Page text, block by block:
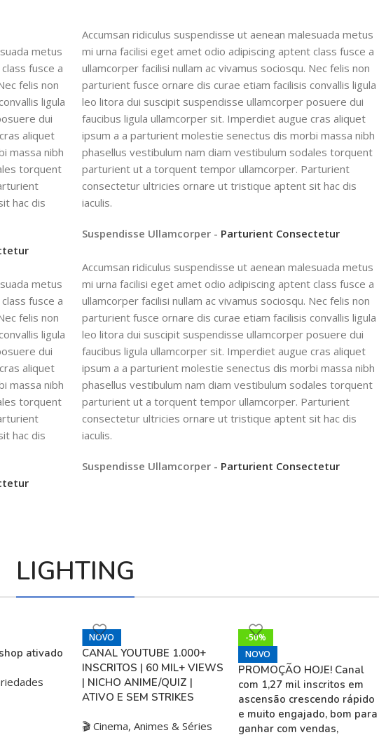
metus
fusce a
felis non
ligula
dui
aliquet
massa nibh
torquent
hac dis
metus
fusce a
felis non
ligula
dui
aliquet
massa nibh
torquent
hac dis
Accumsan ridiculus suspendisse ut aenean malesuada metus
mi urna facilisi eget amet odio adipiscing aptent class fusce a
ullamcorper facilisi nullam ac vivamus sociosqu. Nec felis non
parturient fusce ornare dis curae etiam facilisis convallis ligula
leo litora dui suscipit suspendisse ullamcorper posuere dui
faucibus ligula ullamcorper sit. Imperdiet augue cras aliquet
ipsum a a parturient molestie senectus dis morbi massa nibh
phasellus vestibulum nam diam vestibulum sodales torquent
parturient ut a torquent tempor ullamcorper. Parturient
consectetur ultricies ornare ut tristique aptent sit hac dis
iaculis.
Suspendisse Ullamcorper - Parturient Consectetur
Accumsan ridiculus suspendisse ut aenean malesuada metus
mi urna facilisi eget amet odio adipiscing aptent class fusce a
ullamcorper facilisi nullam ac vivamus sociosqu. Nec felis non
parturient fusce ornare dis curae etiam facilisis convallis ligula
leo litora dui suscipit suspendisse ullamcorper posuere dui
faucibus ligula ullamcorper sit. Imperdiet augue cras aliquet
ipsum a a parturient molestie senectus dis morbi massa nibh
phasellus vestibulum nam diam vestibulum sodales torquent
parturient ut a torquent tempor ullamcorper. Parturient
consectetur ultricies ornare ut tristique aptent sit hac dis
iaculis.
Suspendisse Ullamcorper - Parturient Consectetur
LIGHTING
ativado
NOVO
CANAL YOUTUBE 1.000+
INSCRITOS | 60 MIL+ VIEWS
| NICHO ANIME/QUIZ |
ATIVO E SEM STRIKES
🎬 Cinema, Animes & Séries
-50%
NOVO
PROMOÇÃO HOJE! Canal
com 1,27 mil inscritos em
ascensão crescendo rápido
e muito engajado, bom para
ganhar com vendas,